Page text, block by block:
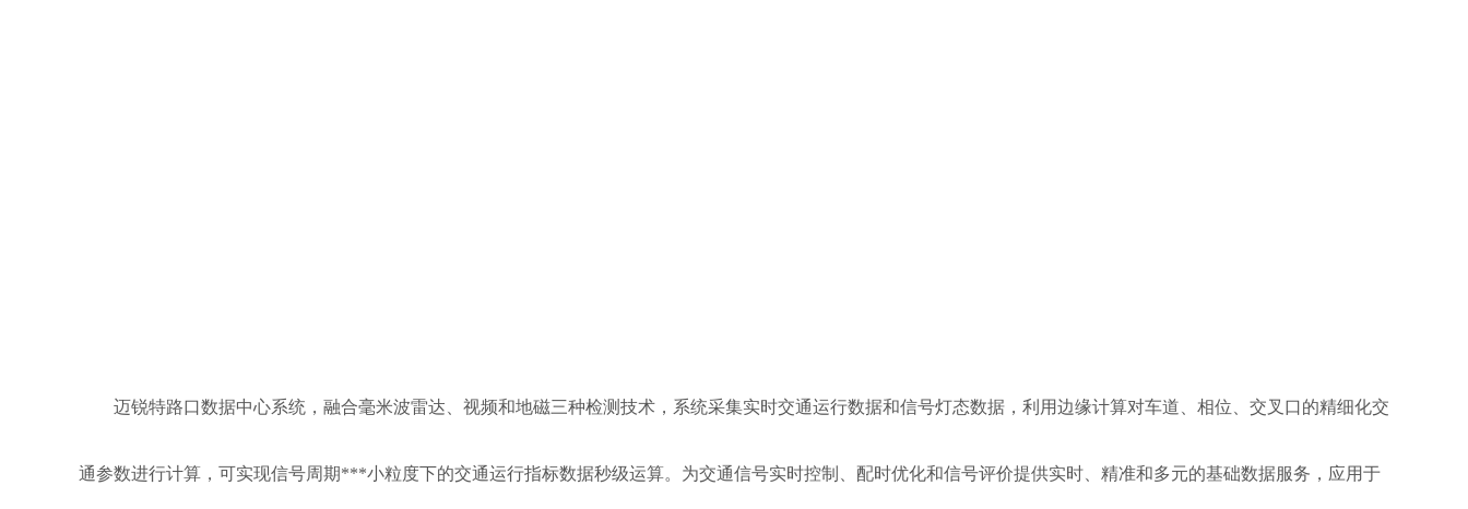
迈锐特路口数据中心系统，融合毫米波雷达、视频和地磁三种检测技术，系统采集实时交通运行数据和信号灯态数据，利用边缘计算对车道、相位、交叉口的精细化交
通参数进行计算，可实现信号周期***小粒度下的交通运行指标数据秒级运算。为交通信号实时控制、配时优化和信号评价提供实时、精准和多元的基础数据服务，应用于